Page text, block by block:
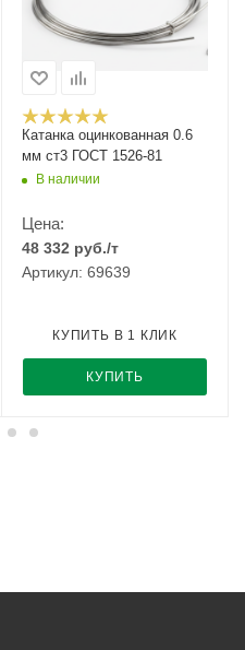
Катанка оцинкованная 0.6
мм ст3 ГОСТ 1526-81
В наличии
Цена:
48 332 руб./т
Артикул: 69639
КУПИТЬ
КУПИТЬ В 1 КЛИК